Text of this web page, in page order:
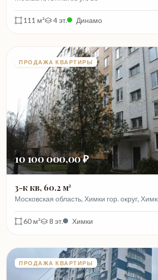
111 м² 4 эт. Динамо
ПРОДАЖА КВАРТИРЫ
10 100 000,00 ₽
3-к кв, 60.2 м²
Московская область, Химки гор. округ,
60 м² 8 эт. Химки
ПРОДАЖА КВАРТИРЫ